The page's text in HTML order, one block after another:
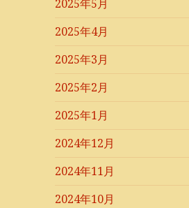
2025年5月
2025年4月
2025年3月
2025年2月
2025年1月
2024年12月
2024年11月
2024年10月